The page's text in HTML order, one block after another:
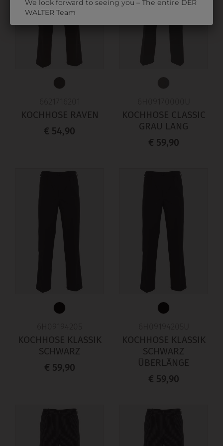
KOCHHOSE RAVEN
€ 54,90
KOCHHOSE CLASSIC
GRAU LANG
€ 59,90
KOCHHOSE KLASSIK
SCHWARZ
€ 59,90
KOCHHOSE KLASSIK
SCHWARZ
ÜBERLÄNGE
€ 59,90
We look forward to seeing you – The entire DER
WALTER Team